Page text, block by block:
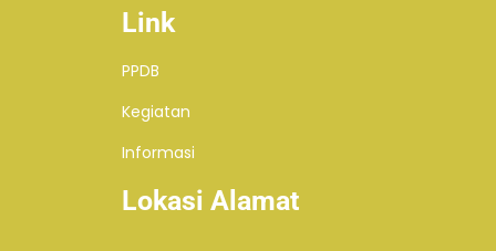
Link
PPDB
Kegiatan
Informasi
Lokasi Alamat